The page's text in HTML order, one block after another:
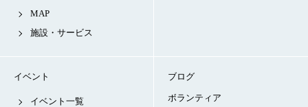
MAP
施設・サービス
イベント
イベント一覧
ブログ
ボランティア